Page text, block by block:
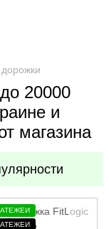
20000
и
магазина